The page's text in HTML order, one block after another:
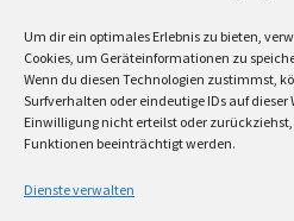
Um dir ein optimales Erlebnis zu bieten,
Cookies, um Geräteinformationen zu
Wenn du diesen Technologien zustimmst,
Surfverhalten oder eindeutige IDs auf dieser
Einwilligung nicht erteilst oder
Funktionen beeinträchtigt werden.
Dienste verwalten
Ankündigung: Yara auf der
am 25.07.2026 um 18:00